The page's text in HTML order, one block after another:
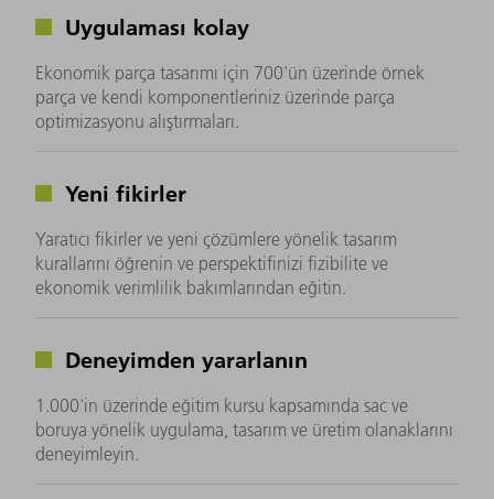
Uygulaması kolay
Ekonomik parça tasarımı için 700'ün üzerinde örnek
parça ve kendi komponentleriniz üzerinde parça
optimizasyonu alıştırmaları.
Yeni fikirler
Yaratıcı fikirler ve yeni çözümlere yönelik tasarım
kurallarını öğrenin ve perspektifinizi fizibilite ve
ekonomik verimlilik bakımlarından eğitin.
Deneyimden yararlanın
1.000'in üzerinde eğitim kursu kapsamında sac ve
boruya yönelik uygulama, tasarım ve üretim olanaklarını
deneyimleyin.